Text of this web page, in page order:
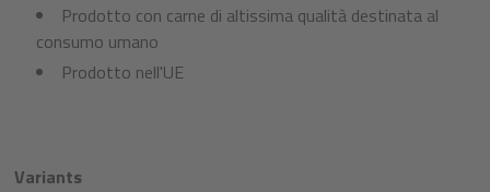
Prodotto con carne di altissima qualità destinata al
consumo umano
Prodotto nell'UE
Variants